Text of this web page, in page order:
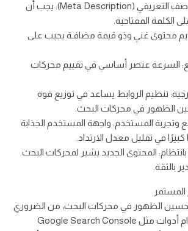
تحسين العناوين والوصف التعريفي (Meta Description): يجب أن
الكلمة المفتاحية.
محتوى غني وذو قيمة مضافـة يجيب على
السرعة عنصر أساسي في تقييم محركات
تنظيم الروابط يساعد في توزيع قوة
الظهور في محركات البحث.
المستخدم: واجهة المستخدم الجذابة
في تقليل معدل الارتداد.
المحتوى الجديد يشير لمحركات البحث
بالثقة.
المستمر
الظهور في محركات البحث، من الضروري
مراقبة النتائج باستخدام أدوات مثل Google Search Console